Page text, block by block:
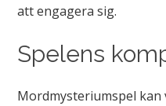
att engagera sig.
Spelens
Mordmysteriumspel kan